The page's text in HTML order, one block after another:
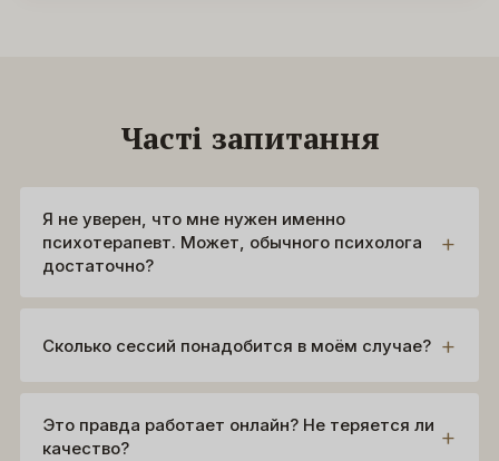
Часті запитання
Я не уверен, что мне нужен именно
психотерапевт. Может, обычного психолога
достаточно?
Сколько сессий понадобится в моём случае?
Это правда работает онлайн? Не теряется ли
качество?